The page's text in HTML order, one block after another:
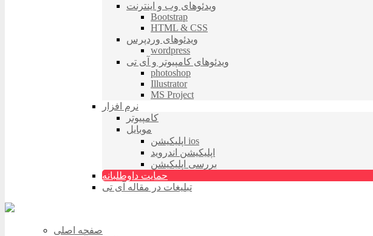
ویدئوهای وب و اینترنت
Bootstrap
HTML & CSS
ویدئوهای وردپرس
wordpress
ویدئوهای کامپیوتر و آی تی
photoshop
Illustrator
MS Project
نرم افزار
کامپیوتر
موبایل
اپلیکیشن ios
اپلیکیشن اندروید
بررسی اپلیکیشن
حمایت داوطلبانه
تبلیغات در مقاله آی تی
صفحه اصلی